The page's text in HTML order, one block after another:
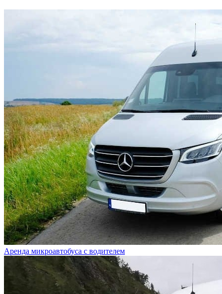
Аренда микроавтобуса с водителем